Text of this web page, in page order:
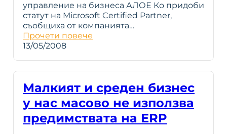
управление на бизнеса АЛОЕ Ко придоби
статут на Microsoft Certified Partner,
съобщиха от компанията…
Прочети повече
13/05/2008
Малкият и среден бизнес
у нас масово не използва
предимствата на ERP